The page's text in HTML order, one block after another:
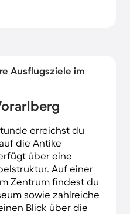
Ausflugsziele im
erreichst du
die Antike
über eine
Auf einer
Zentrum findest du
sowie zahlreiche
Blick über die